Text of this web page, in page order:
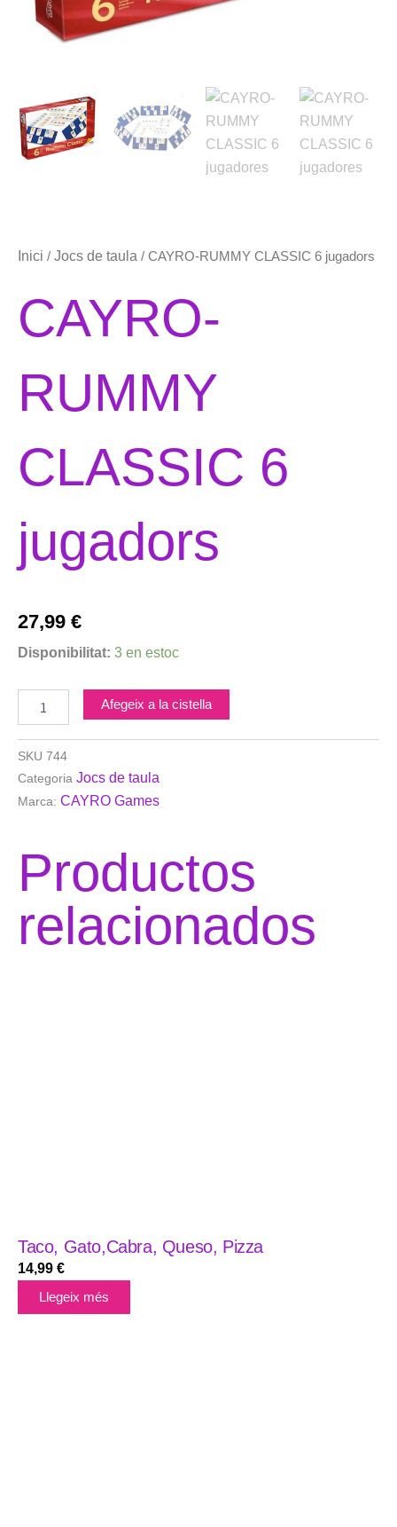
Inici / Jocs de taula / CAYRO-RUMMY CLASSIC 6 jugadors
CAYRO-
RUMMY
CLASSIC 6
jugadors
27,99 €
Disponibilitat: 3 en estoc
quantitat
RUMMY
6
jugadors
Afegeix a la cistella
SKU 744
Categoria Jocs de taula
Marca: CAYRO Games
Productos
relacionados
Taco, Gato,Cabra, Queso, Pizza
14,99 €
Llegeix més